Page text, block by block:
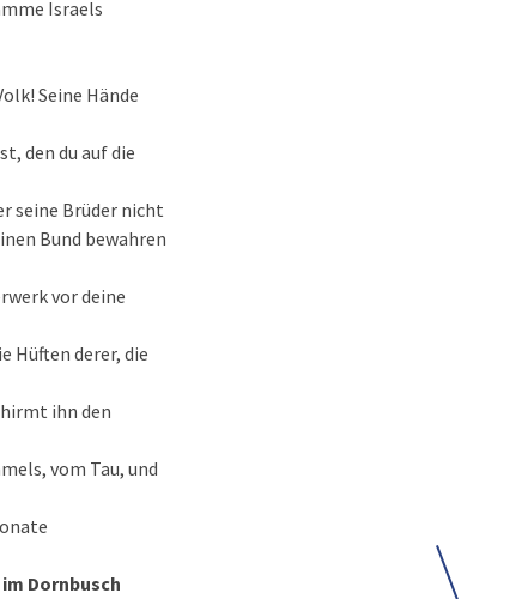
Israels
Seine Hände
den du auf die
seine Brüder nicht
Bund bewahren
vor deine
Hüften derer, die
ihn den
vom Tau, und
Dornbusch